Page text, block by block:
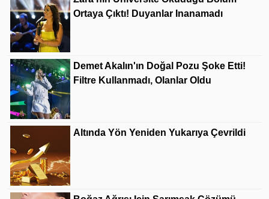
Ortaya Çıktı! Duyanlar Inanamadı
Demet Akalın'ın Doğal Pozu Şoke Etti!
Filtre Kullanmadı, Olanlar Oldu
Altında Yön Yeniden Yukarıya Çevrildi